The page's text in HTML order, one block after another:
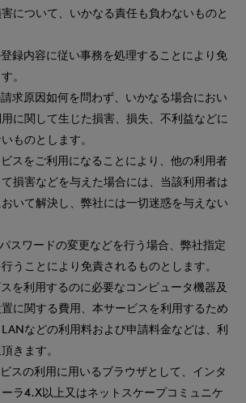
について、いかなる責任も負わないものと
録内容に従い事務を処理することにより免
。
求原因如何を問わず、いかなる場合におい
に関して生じた損害、損失、不利益などに
ものとします。
スをご利用になることにより、他の利用者
損害などを与えた場合には、当該利用者は
いて解決し、弊社には一切迷惑を与えない
スワードの変更などを行う場合、弊社指定
うことにより免責されるものとします。
を利用するのに必要なコンピュータ機器及
に関する費用、本サービスを利用するため
などの利用料および申請料金などは、利
きます。
スの利用に用いるブラウザとして、インタ
ラ4.X以上又はネットスケープコミュニケ